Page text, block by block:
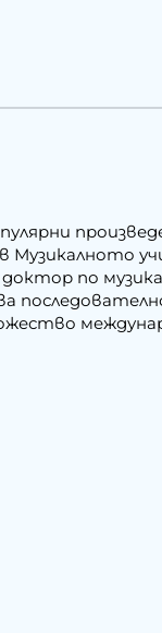
Музикалното
по